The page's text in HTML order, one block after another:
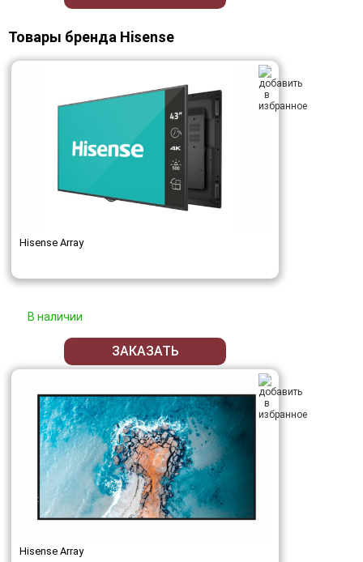
Товары бренда Hisense
Hisense Array
В наличии
ЗАКАЗАТЬ
Hisense Array